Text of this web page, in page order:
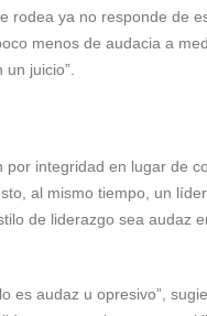
ya no responde de
menos de audacia a
juicio”.
integridad en lugar de
al mismo tiempo, un
de liderazgo sea audaz
es audaz u opresivo”,